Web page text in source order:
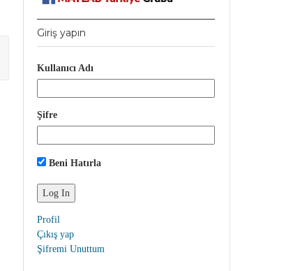
Giriş yapın
Kullanıcı Adı
Şifre
Beni Hatırla
Profil
Çıkış yap
Şifremi Unuttum